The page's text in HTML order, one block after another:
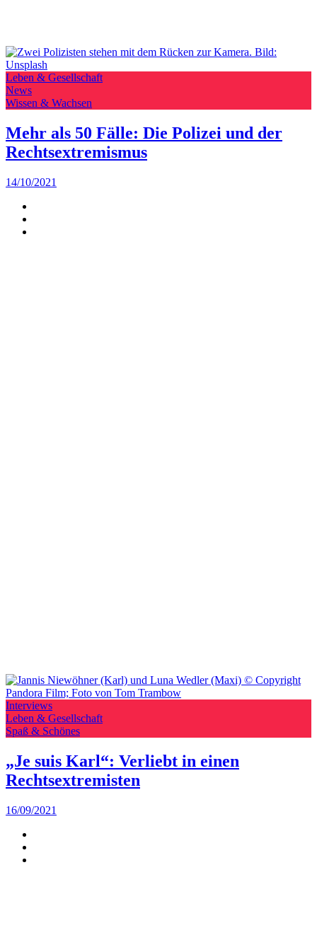
Leben & Gesellschaft
News
Wissen & Wachsen
Mehr als 50 Fälle: Die Polizei und der
Rechtsextremismus
14/10/2021
Interviews
Leben & Gesellschaft
Spaß & Schönes
„Je suis Karl“: Verliebt in einen
Rechtsextremisten
16/09/2021